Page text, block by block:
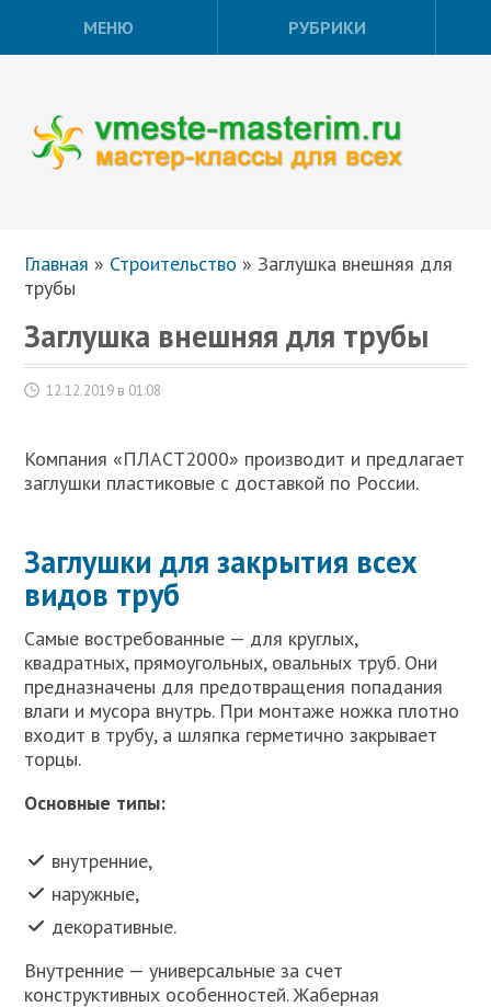
МЕНЮ РУБРИКИ
Главная » Строительство » Заглушка внешняя для
трубы
Заглушка внешняя для трубы
12.12.2019 в 01:08
Компания «ПЛАСТ2000» производит и предлагает
заглушки пластиковые с доставкой по России.
Заглушки для закрытия всех
видов труб
Самые востребованные — для круглых,
квадратных, прямоугольных, овальных труб. Они
предназначены для предотвращения попадания
влаги и мусора внутрь. При монтаже ножка плотно
входит в трубу, а шляпка герметично закрывает
торцы.
Основные типы:
внутренние,
наружные,
декоративные.
Внутренние — универсальные за счет
конструктивных особенностей. Жаберная